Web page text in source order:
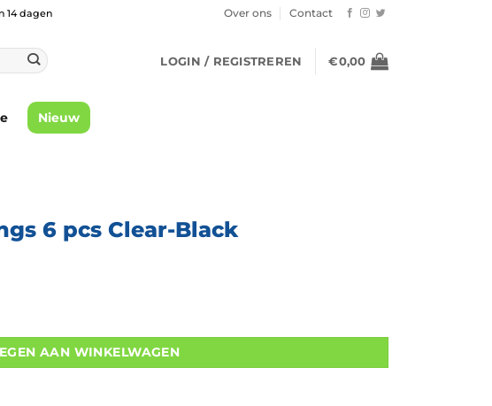
14 dagen Over ons Contact
LOGIN / REGISTREREN €0,00
Nieuw
6 pcs Clear-Black
AAN WINKELWAGEN